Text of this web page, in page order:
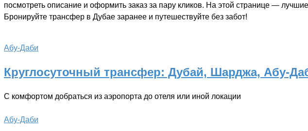
посмотреть описание и оформить заказ за пару кликов. На этой странице —
Бронируйте трансфер в Дубае заранее и путешествуйте без забот!
Абу-Даби
Круглосуточный трансфер: Дубай, Шарджа, Абу-
С комфортом добраться из аэропорта до отеля или иной локации
Абу-Даби